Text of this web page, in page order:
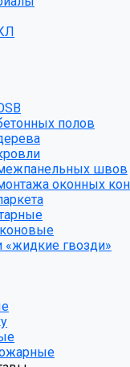
полов
швов
оконных
«жидкие гвозди»